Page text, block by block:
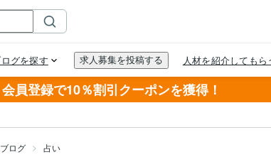
会員登録で10％割引クーポンを獲得！
ブログ 占い